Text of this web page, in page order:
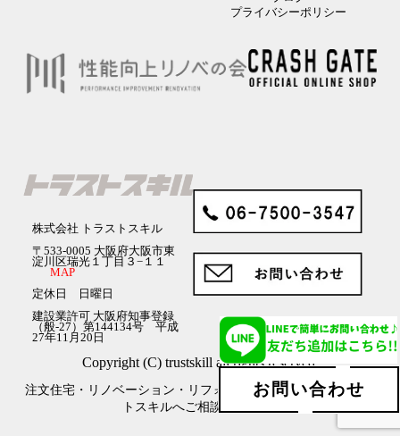
お問い合わせ
プライバシーポリシー
株式会社 トラストスキル
〒533-0005 大阪府大阪市東
淀川区瑞光１丁目３−１１
MAP
定休日 日曜日
建設業許可 大阪府知事登録
（般-27）第144134号 平成
27年11月20日
Copyright (C) trustskill all rights reserved.
注文住宅・リノベーション・リフォーム・店舗工事等、トラス
トスキルへご相談ください♪